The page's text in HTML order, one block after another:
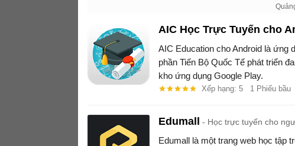
AIC Học Trực Tuyến cho
AIC Education cho Android là ứng
phần Tiến Bộ Quốc Tế phát triển
kho ứng dụng Google Play.
Xếp hạng: 5 1 Phiếu bầu
Edumall Học trực tuyến cho
Edumall là một trang web học tập